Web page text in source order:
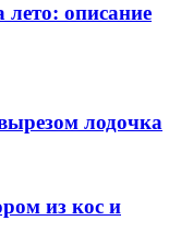
описание
лодочка
из кос и